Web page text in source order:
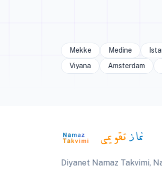
Mekke Medine
Viyana
Amsterdam
Diyanet Namaz Takvimi,